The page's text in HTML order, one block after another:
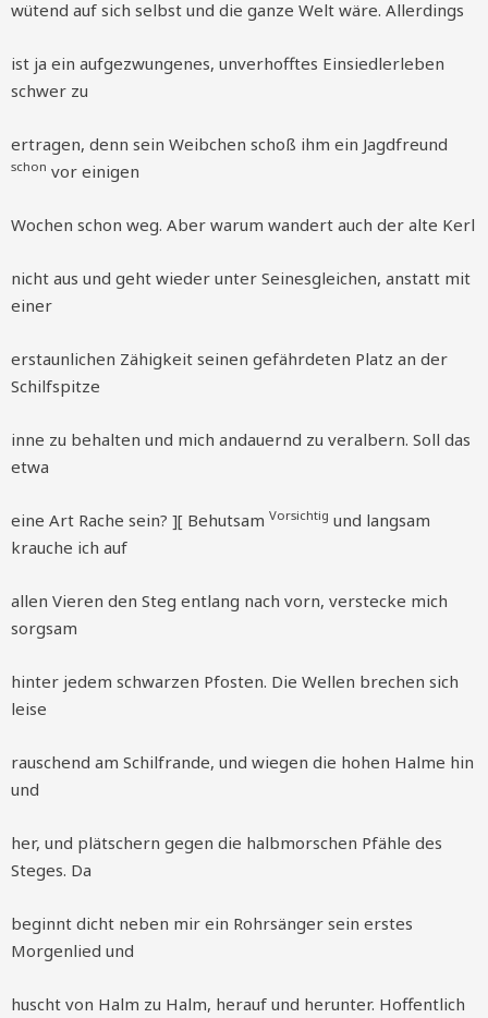
wütend auf sich selbst und die ganze Welt wäre. Allerdings
ist ja ein aufgezwungenes, unverhofftes Einsiedlerleben
schwer zu
ertragen, denn sein Weibchen schoß ihm ein Jagdfreund
schon vor einigen
Wochen schon weg. Aber warum wandert auch der alte Kerl
nicht aus und geht wieder unter Seinesgleichen, anstatt mit
einer
erstaunlichen Zähigkeit seinen gefährdeten Platz an der
Schilfspitze
inne zu behalten und mich andauernd zu veralbern. Soll das
etwa
eine Art Rache sein? ][ Behutsam Vorsichtig und langsam
krauche ich auf
allen Vieren den Steg entlang nach vorn, verstecke mich
sorgsam
hinter jedem schwarzen Pfosten. Die Wellen brechen sich
leise
rauschend am Schilfrande, und wiegen die hohen Halme hin
und
her, und plätschern gegen die halbmorschen Pfähle des
Steges. Da
beginnt dicht neben mir ein Rohrsänger sein erstes
Morgenlied und
huscht von Halm zu Halm, herauf und herunter. Hoffentlich